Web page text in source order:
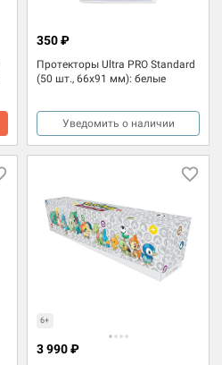
Протекторы Ultra PRO Standard
(50 шт., 66x91 мм): белые
350 ₽
Уведомить о наличии
6+
3 990 ₽